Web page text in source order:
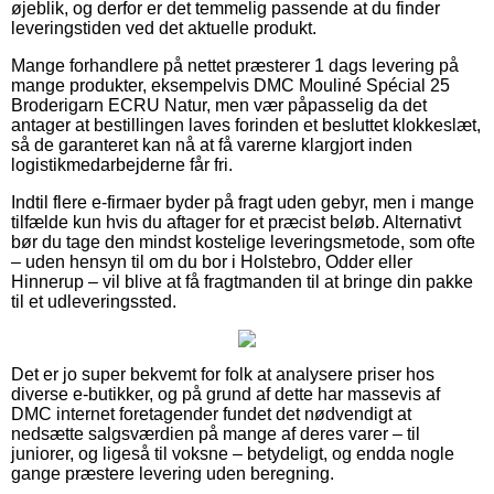
øjeblik, og derfor er det temmelig passende at du finder
leveringstiden ved det aktuelle produkt.
Mange forhandlere på nettet præsterer 1 dags levering på
mange produkter, eksempelvis DMC Mouliné Spécial 25
Broderigarn ECRU Natur, men vær påpasselig da det
antager at bestillingen laves forinden et besluttet klokkeslæt,
så de garanteret kan nå at få varerne klargjort inden
logistikmedarbejderne får fri.
Indtil flere e-firmaer byder på fragt uden gebyr, men i mange
tilfælde kun hvis du aftager for et præcist beløb. Alternativt
bør du tage den mindst kostelige leveringsmetode, som ofte
– uden hensyn til om du bor i Holstebro, Odder eller
Hinnerup – vil blive at få fragtmanden til at bringe din pakke
til et udleveringssted.
Det er jo super bekvemt for folk at analysere priser hos
diverse e-butikker, og på grund af dette har massevis af
DMC internet foretagender fundet det nødvendigt at
nedsætte salgsværdien på mange af deres varer – til
juniorer, og ligeså til voksne – betydeligt, og endda nogle
gange præstere levering uden beregning.